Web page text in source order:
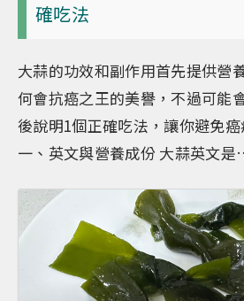
確吃法
大蒜的功效和副作用首先提供營
何會抗癌之王的美譽，不過可能
後說明1個正確吃法，讓你避免癌
一、英文與營養成份 大蒜英文